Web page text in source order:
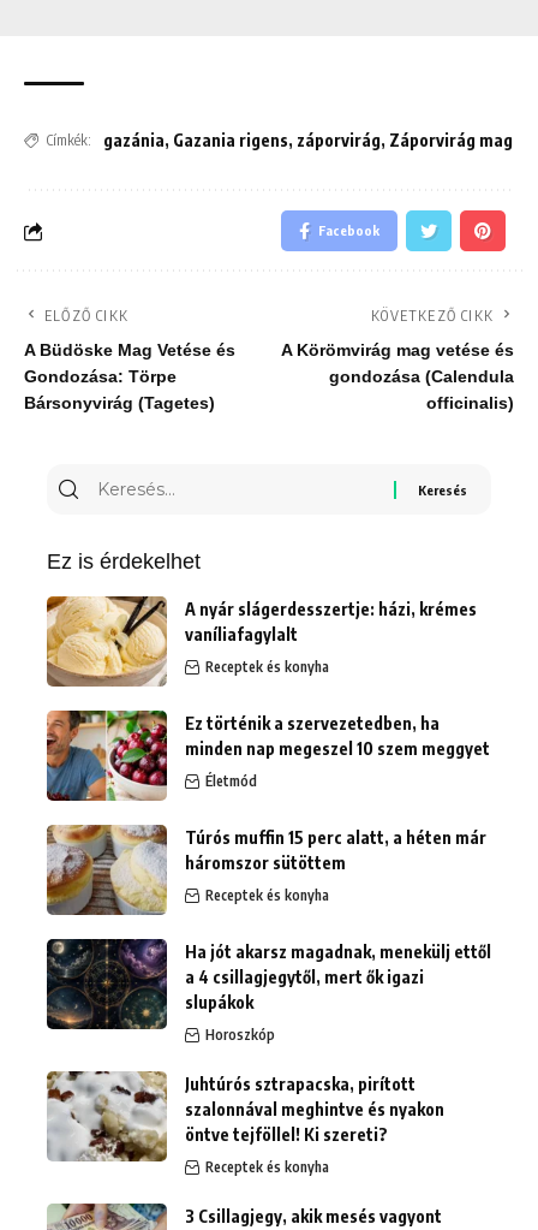
Címkék: gazánia, Gazania rigens, záporvirág, Záporvirág mag
Facebook
ELŐZŐ CIKK
A Büdöske Mag Vetése és
Gondozása: Törpe
Bársonyvirág (Tagetes)
KÖVETKEZŐ CIKK
A Körömvirág mag vetése és
gondozása (Calendula
officinalis)
Keresés
Ez is érdekelhet
A nyár slágerdesszertje: házi, krémes
vaníliafagylalt
Receptek és konyha
Ez történik a szervezetedben, ha
minden nap megeszel 10 szem meggyet
Életmód
Túrós muffin 15 perc alatt, a héten már
háromszor sütöttem
Receptek és konyha
Ha jót akarsz magadnak, menekülj ettől
a 4 csillagjegytől, mert ők igazi
slupákok
Horoszkóp
Juhtúrós sztrapacska, pirított
szalonnával meghintve és nyakon
öntve tejföllel! Ki szereti?
Receptek és konyha
3 Csillagjegy, akik mesés vagyont